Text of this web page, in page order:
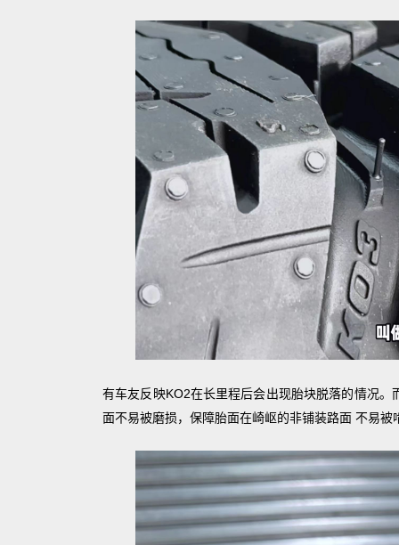
有车友反映KO2在长里程后会出现胎块脱落的情况。
面不易被磨损，保障胎面在崎岖的非铺装路面 不易